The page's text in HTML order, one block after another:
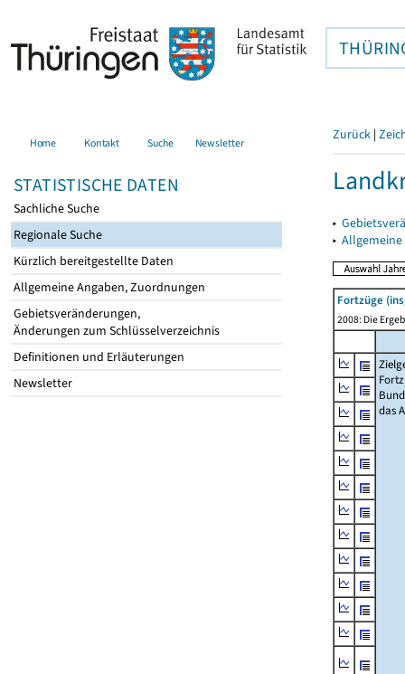
Home Kontakt Suche Newsletter
STATISTISCHE DATEN
Sachliche Suche
Regionale Suche
Kürzlich bereitgestellte Daten
Allgemeine Angaben, Zuordnungen
Gebietsveränderungen,
Änderungen zum Schlüsselverzeichnis
Definitionen und Erläuterungen
Newsletter
Zurück |
▸
▸
Fortzüge
2008: Die
das